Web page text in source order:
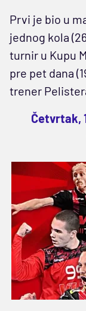
Prvi je bio u
jednog kola
turnir u Kupu
pre pet dana
trener
Četvrtak,